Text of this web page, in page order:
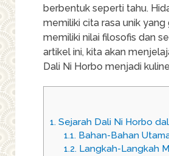
berbentuk seperti tahu.
memiliki cita rasa unik
memiliki nilai filosofis dan
artikel ini, kita akan
Dali Ni Horbo menjadi
1. Sejarah Dali Ni Horbo
1.1.Bahan-Bahan
1.2.Langkah-Langkah